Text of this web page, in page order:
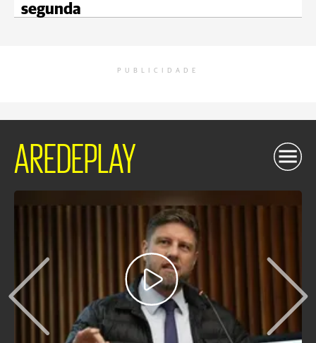
segunda
PUBLICIDADE
AREDEPLAY